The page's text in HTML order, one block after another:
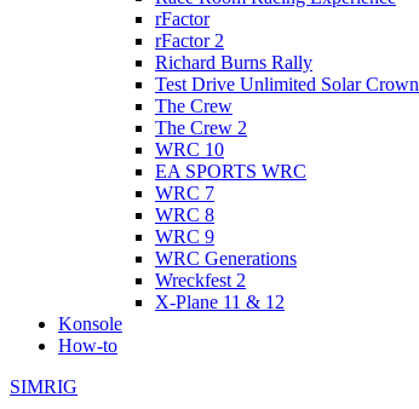
rFactor
rFactor 2
Richard Burns Rally
Test Drive Unlimited Solar Crown
The Crew
The Crew 2
WRC 10
EA SPORTS WRC
WRC 7
WRC 8
WRC 9
WRC Generations
Wreckfest 2
X-Plane 11 & 12
Konsole
How-to
SIMRIG